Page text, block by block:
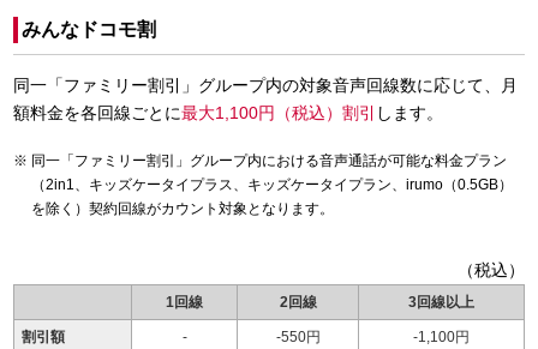
みんなドコモ割
同一「ファミリー割引」グループ内の対象音声回線数に応じて、月
額料金を各回線ごとに最大1,100円（税込）割引 します。
同一「ファミリー割引」グループ内における音声通話が可能な料金プラン
（2in1、キッズケータイプラス、キッズケータイプラン、irumo（0.5GB）
を除く）契約回線がカウント対象となります。
（税込）
1回線 2回線 3回線以上
割引額 - -550円 -1,100円